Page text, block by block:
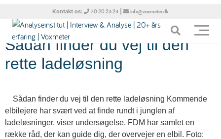
Kontakt os: 70 20 23 24 | info@voxmeter.dk
Dag: 10. november 2022
Sådan finder du vej til den
rette ladeløsning
Sådan finder du vej til den rette ladeløsning Kommende
elbilejere har svært ved at finde rundt i junglen af
ladeløsninger, viser undersøgelse. FDM har samlet en
række råd, der kan guide dig, der overvejer en elbil. Foto: